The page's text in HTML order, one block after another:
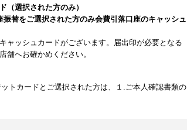
（選択された方のみ）
替をご選択された方のみ会費引落口座のキャッシュ
ャッシュカードがございます。届出印が必要となる
舗へお確かめください。
トカードとご選択された方は、１.ご本人確認書類の